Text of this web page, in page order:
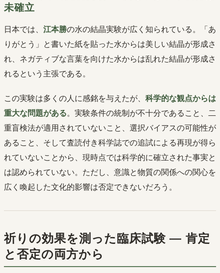
未確立
日本では、 江本勝の水の結晶実験が広く知られている。「あ
りがとう」と書いた紙を貼った水からは美しい結晶が形成さ
れ、ネガティブな言葉を向けた水からは乱れた結晶が形成さ
れるという主張である。
この実験は多くの人に感銘を与えたが、 科学的な観点からは
重大な問題がある。実験条件の統制が不十分であること、二
重盲検法が適用されていないこと、選択バイアスの可能性が
あること、そして査読付き科学誌での追試による再現が得ら
れていないことから、現時点では科学的に確立された事実と
は認められていない。ただし、意識と物質の関係への関心を
広く喚起した文化的影響は否定できないだろう。
祈りの効果を測った臨床試験 ― 肯定
と否定の両方から